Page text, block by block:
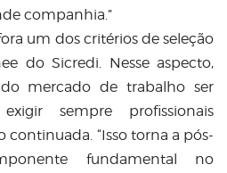
companhia.”
um dos critérios de seleção
do Sicredi. Nesse aspecto,
mercado de trabalho ser
sempre profissionais
continuada. “Isso torna a pós-
fundamental no